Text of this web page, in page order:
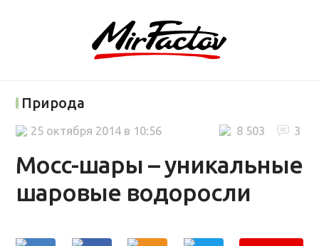
Природа
Мосс-шары – уникальные
шаровые водоросли
3
8 503
25 октября 2014 в 10:56